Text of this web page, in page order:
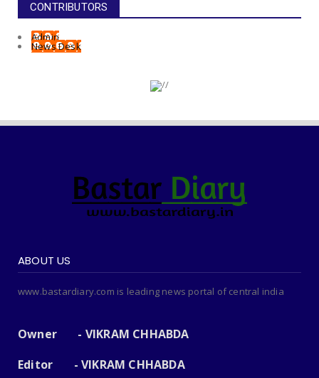
CONTRIBUTORS
Admin
News Desk
ABOUT US
www.bastardiary.com is leading news portal of central india
Owner - VIKRAM CHHABDA
Editor - VIKRAM CHHABDA